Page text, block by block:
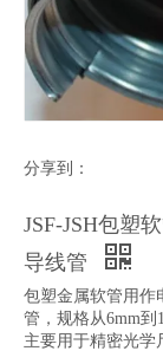
分享到：
JSF-JSH包塑
导线管
包塑金属软管用作
管，规格从6mm到
主要用于精密光学